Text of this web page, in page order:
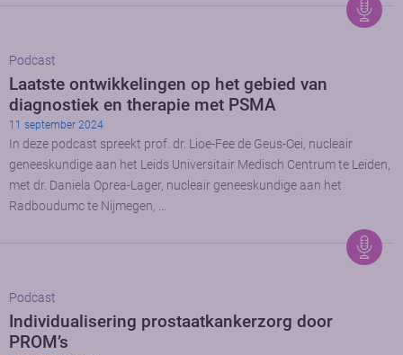
Podcast
Laatste ontwikkelingen op het gebied van
diagnostiek en therapie met PSMA
11 september 2024
In deze podcast spreekt prof. dr. Lioe-Fee de Geus-Oei, nucleair
geneeskundige aan het Leids Universitair Medisch Centrum te Leiden,
met dr. Daniela Oprea-Lager, nucleair geneeskundige aan het
Radboudumc te Nijmegen, …
Podcast
Individualisering prostaatkankerzorg door
PROM’s